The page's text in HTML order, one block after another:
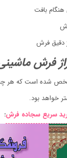
فرش
شده است که هر چه
خواهد بود.
سریع سجاده فرش: